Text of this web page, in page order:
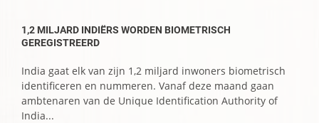
1,2 MILJARD INDIËRS WORDEN BIOMETRISCH
GEREGISTREERD
India gaat elk van zijn 1,2 miljard inwoners biometrisch
identificeren en nummeren. Vanaf deze maand gaan
ambtenaren van de Unique Identification Authority of
India...